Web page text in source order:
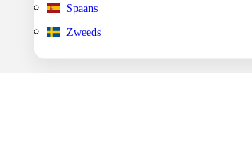
Spaans
Zweeds